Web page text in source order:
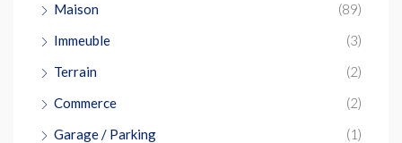
Maison
(89)
Immeuble
(3)
Terrain
(2)
Commerce
(2)
Garage / Parking
(1)